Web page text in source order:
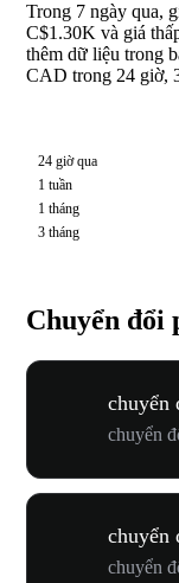
Trong 7 ngày qua,
C$1.30K và giá
thêm dữ liệu trong
CAD trong 24 giờ,
24 giờ qua
1 tuần
1 tháng
3 tháng
Chuyển đổi
chuyển
chuyển
chuyển
chuyển